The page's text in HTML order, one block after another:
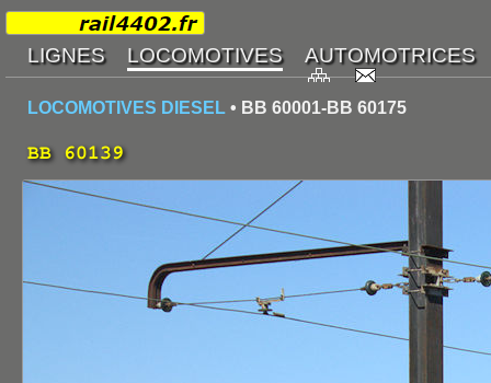
LOCOMOTIVES DIESEL • BB 60001-BB 60175
BB 60139